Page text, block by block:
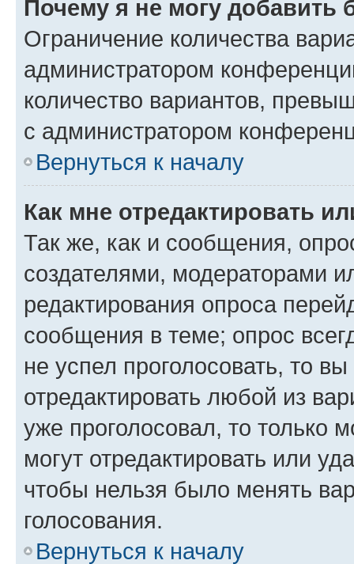
Почему я не могу добавить
Ограничение количества
администратором
количество вариантов,
с администратором
Вернуться к началу
Как мне отредактировать
Так же, как и сообщения,
создателями, модераторами
редактирования опроса
сообщения в теме; опрос
не успел проголосовать, то
отредактировать любой из
уже проголосовал, то только
могут отредактировать или
чтобы нельзя было менять
голосования.
Вернуться к началу